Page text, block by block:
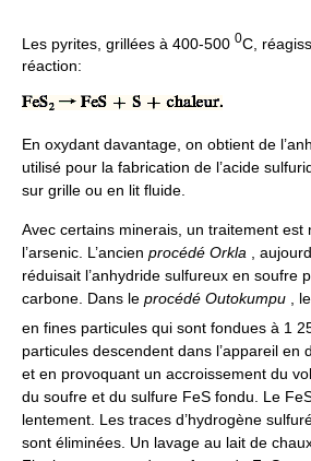
Les pyrites, grillées à 400-500 0C,
réaction:
En oxydant davantage, on obtient de
utilisé pour la fabrication de l’acide
sur grille ou en lit fluide.
Avec certains minerais, un traitement est
l’arsenic. L’ancien procédé Orkla ,
réduisait l’anhydride sulfureux en soufre
carbone. Dans le procédé Outokumpu ,
en fines particules qui sont fondues à 1
particules descendent dans l’appareil en
et en provoquant un accroissement du
du soufre et du sulfure FeS fondu. Le
lentement. Les traces d’hydrogène
sont éliminées. Un lavage au lait de